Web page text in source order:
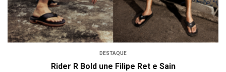
DESTAQUE
Rider R Bold une Filipe Ret e Sain